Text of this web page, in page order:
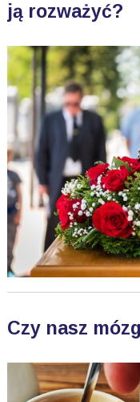
ją rozważyć?
Czy nasz